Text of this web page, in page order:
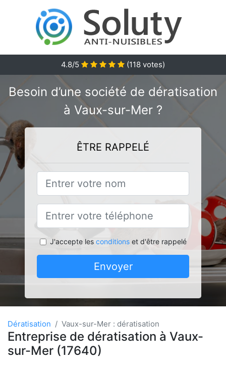
4.8/5 (118 votes)
Besoin d’une société de dératisation
à Vaux-sur-Mer ?
ÊTRE RAPPELÉ
J'accepte les conditionset d'être rappelé
Envoyer
Dératisation Vaux-sur-Mer : dératisation
Entreprise de dératisation à Vaux-
sur-Mer (17640)